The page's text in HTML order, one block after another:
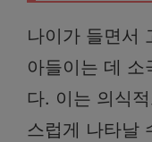
나이가 들면서
아들이는 데 소
다. 이는 의식
스럽게 나타날